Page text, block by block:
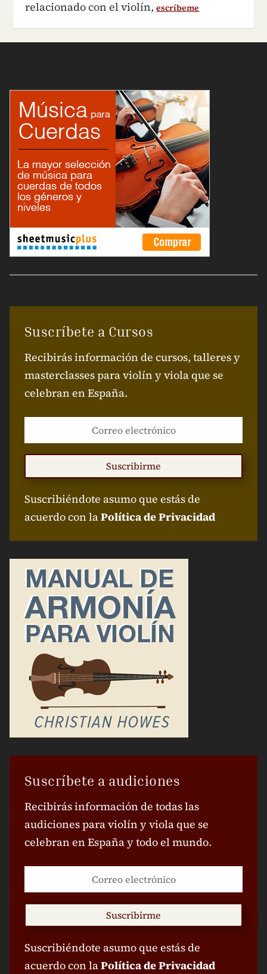
relacionado con el violín,escríbeme
Suscríbete a Cursos
Recibirás información de cursos, talleres y
masterclasses para violín y viola que se
celebran en España.
Suscribirme
Suscribiéndote asumo que estás de
acuerdo con laPolítica de Privacidad
Suscríbete a audiciones
Recibirás información de todas las
audiciones para violín y viola que se
celebran en España y todo el mundo.
Suscribirme
Suscribiéndote asumo que estás de
acuerdo con laPolítica de Privacidad